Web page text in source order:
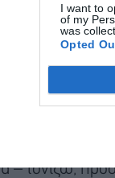
I want to
of my
was
Opted
τονίζω,